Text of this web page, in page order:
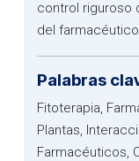
control riguroso
del
Palabras
Fitoterapia,
Plantas,
Farmacéuticos,